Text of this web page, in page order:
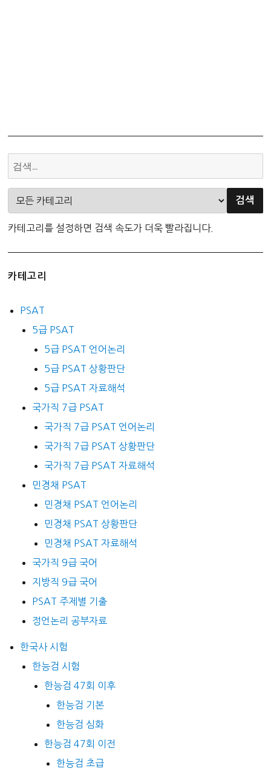
카테고리를 설정하면 검색 속도가 더욱 빨라집니다.
카테고리
PSAT
5급 PSAT
5급 PSAT 언어논리
5급 PSAT 상황판단
5급 PSAT 자료해석
국가직 7급 PSAT
국가직 7급 PSAT 언어논리
국가직 7급 PSAT 상황판단
국가직 7급 PSAT 자료해석
민경채 PSAT
민경채 PSAT 언어논리
민경채 PSAT 상황판단
민경채 PSAT 자료해석
국가직 9급 국어
지방직 9급 국어
PSAT 주제별 기출
정언논리 공부자료
한국사 시험
한능검 시험
한능검 47회 이후
한능검 기본
한능검 심화
한능검 47회 이전
한능검 초급